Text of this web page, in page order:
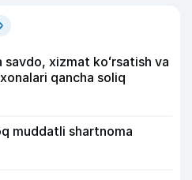
xizmat koʻrsatish va
qancha soliq
muddatli shartnoma